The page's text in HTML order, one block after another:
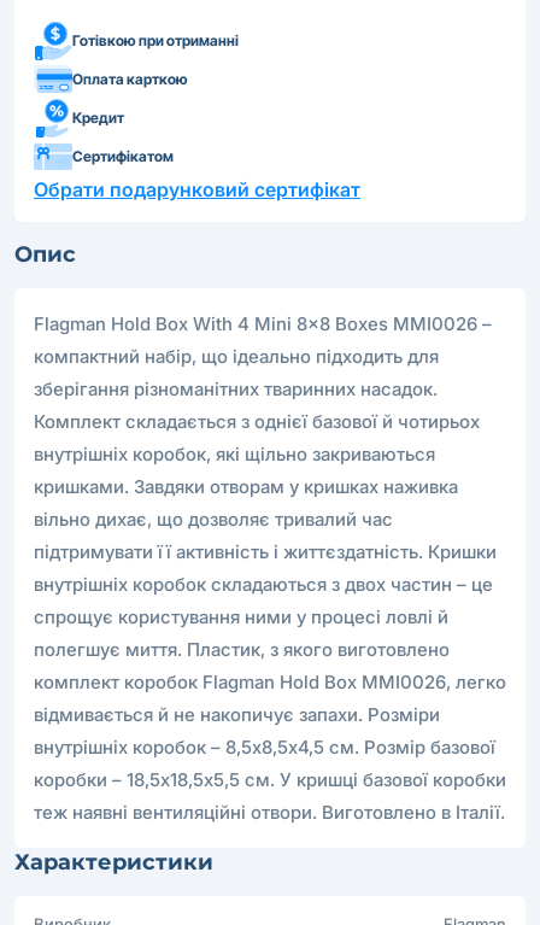
Готівкою при отриманні
Оплата карткою
Кредит
Сертифікатом
Обрати подарунковий сертифікат
Опис
Flagman Hold Box With 4 Mini 8x8 Boxes MMI0026 –
компактний набір, що ідеально підходить для
зберігання різноманітних тваринних насадок.
Комплект складається з однієї базової й чотирьох
внутрішніх коробок, які щільно закриваються
кришками. Завдяки отворам у кришках наживка
вільно дихає, що дозволяє тривалий час
підтримувати її активність і життєздатність. Кришки
внутрішніх коробок складаються з двох частин – це
спрощує користування ними у процесі ловлі й
полегшує миття. Пластик, з якого виготовлено
комплект коробок Flagman Hold Box MMI0026, легко
відмивається й не накопичує запахи. Розміри
внутрішніх коробок – 8,5х8,5х4,5 см. Розмір базової
коробки – 18,5х18,5х5,5 см. У кришці базової коробки
теж наявні вентиляційні отвори. Виготовлено в Італії.
Характеристики